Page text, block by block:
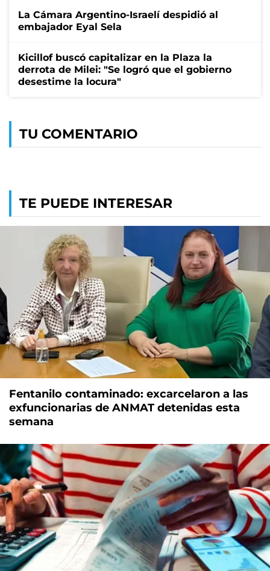
La Cámara Argentino-Israelí despidió al
embajador Eyal Sela
Kicillof buscó capitalizar en la Plaza la
derrota de Milei: "Se logró que el gobierno
desestime la locura"
TU COMENTARIO
TE PUEDE INTERESAR
Fentanilo contaminado: excarcelaron a las
exfuncionarias de ANMAT detenidas esta
semana